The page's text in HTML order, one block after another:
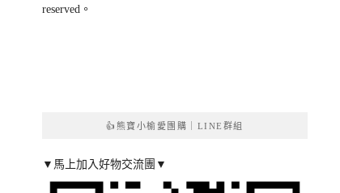
reserved。
👍熊寶小榆愛團購｜LINE群組
▼馬上加入好物交流團▼